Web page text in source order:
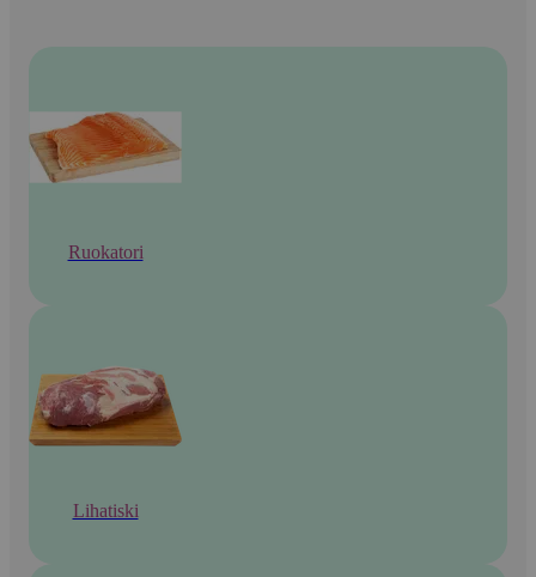
Ruokatori
Lihatiski